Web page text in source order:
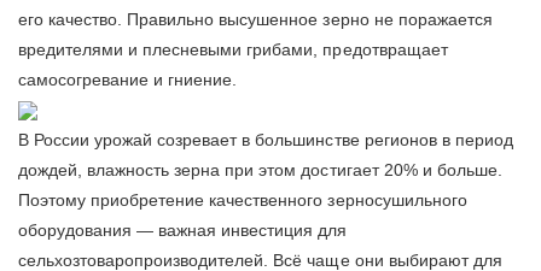
его качество. Правильно высушенное зерно не поражается
вредителями и плесневыми грибами, предотвращает
самосогревание и гниение.
В России урожай созревает в большинстве регионов в период
дождей, влажность зерна при этом достигает 20% и больше.
Поэтому приобретение качественного зерносушильного
оборудования — важная инвестиция для
сельхозтоваропроизводителей. Всё чаще они выбирают для